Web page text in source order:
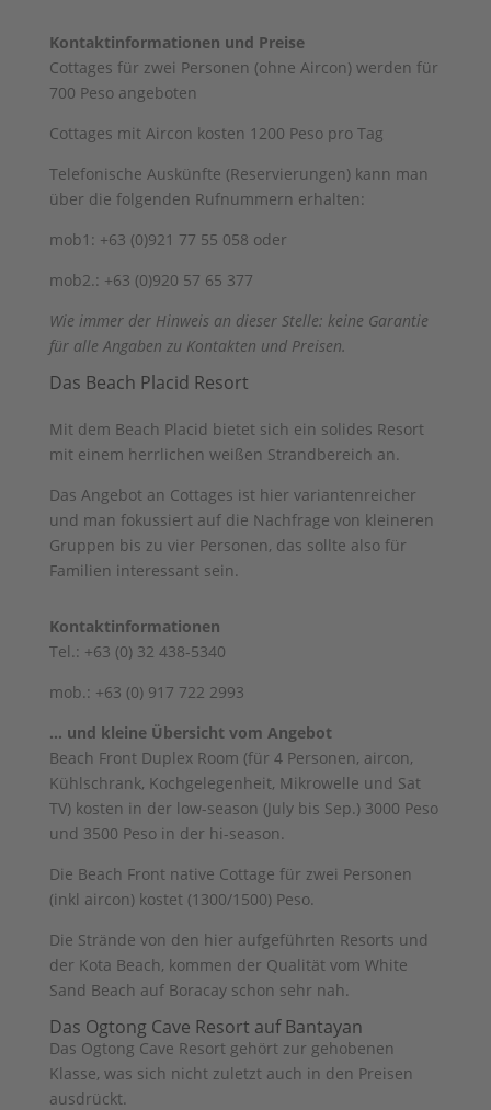
Kontaktinformationen und Preise
Cottages für zwei Personen (ohne Aircon) werden für
700 Peso angeboten
Cottages mit Aircon kosten 1200 Peso pro Tag
Telefonische Auskünfte (Reservierungen) kann man
über die folgenden Rufnummern erhalten:
mob1: +63 (0)921 77 55 058 oder
mob2.: +63 (0)920 57 65 377
Wie immer der Hinweis an dieser Stelle: keine Garantie
für alle Angaben zu Kontakten und Preisen.
Das Beach Placid Resort
Mit dem Beach Placid bietet sich ein solides Resort
mit einem herrlichen weißen Strandbereich an.
Das Angebot an Cottages ist hier variantenreicher
und man fokussiert auf die Nachfrage von kleineren
Gruppen bis zu vier Personen, das sollte also für
Familien interessant sein.
Kontaktinformationen
Tel.: +63 (0) 32 438-5340
mob.: +63 (0) 917 722 2993
… und kleine Übersicht vom Angebot
Beach Front Duplex Room (für 4 Personen, aircon,
Kühlschrank, Kochgelegenheit, Mikrowelle und Sat
TV) kosten in der low-season (July bis Sep.) 3000 Peso
und 3500 Peso in der hi-season.
Die Beach Front native Cottage für zwei Personen
(inkl aircon) kostet (1300/1500) Peso.
Die Strände von den hier aufgeführten Resorts und
der Kota Beach, kommen der Qualität vom White
Sand Beach auf Boracay schon sehr nah.
Das Ogtong Cave Resort auf Bantayan
Das Ogtong Cave Resort gehört zur gehobenen
Klasse, was sich nicht zuletzt auch in den Preisen
ausdrückt.